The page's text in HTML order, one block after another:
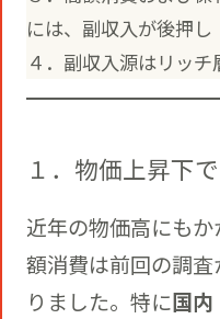
には、副収入が後押し
４．副収入源はリッチ
１．物価上昇下
近年の物価高にも
額消費は前回の調
りました。特に国